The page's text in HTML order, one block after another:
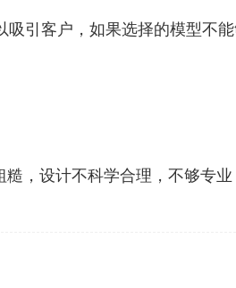
客户，如果选择的模型不
设计不科学合理，不够专业